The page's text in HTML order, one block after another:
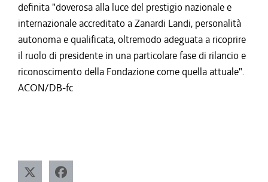
definita "doverosa alla luce del prestigio nazionale e
internazionale accreditato a Zanardi Landi, personalità
autonoma e qualificata, oltremodo adeguata a ricoprire
il ruolo di presidente in una particolare fase di rilancio e
riconoscimento della Fondazione come quella attuale".
ACON/DB-fc